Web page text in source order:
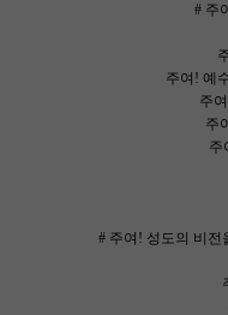
# 주
주여! 예
주
주
주
# 주여! 성도의 비전